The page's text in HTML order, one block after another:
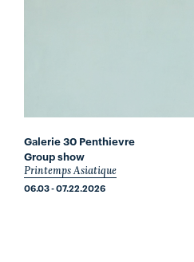
Galerie 30 Penthievre
Group show
Printemps Asiatique
06.03 - 07.22.2026